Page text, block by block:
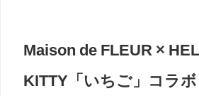
Maison de FLEUR ×
KITTY「いちご」コラボ